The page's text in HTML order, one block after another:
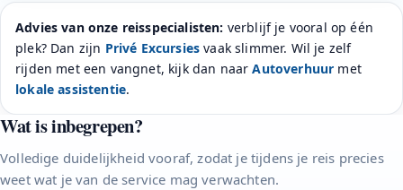
Advies van onze reisspecialisten: verblijf je vooral op één
plek? Dan zijn Privé Excursies vaak slimmer. Wil je zelf
rijden met een vangnet, kijk dan naarAutoverhuur met
lokale assistentie.
Wat is inbegrepen?
Volledige duidelijkheid vooraf, zodat je tijdens je reis precies
weet wat je van de service mag verwachten.